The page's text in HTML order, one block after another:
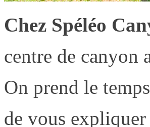
Chez Spéléo
centre de canyon
On prend le
de vous